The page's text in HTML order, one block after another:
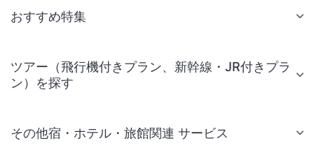
おすすめ特集
ツアー（飛行機付きプラン、新幹線・JR付きプラ
ン）を探す
その他宿・ホテル・旅館関連 サービス